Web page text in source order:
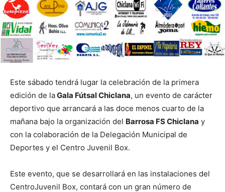
Este sábado tendrá lugar la celebración de la primera
edición de laGala Fútsal Chiclana, un evento de carácter
deportivo que arrancará a las doce menos cuarto de la
mañana bajo la organización del Barrosa FS Chiclana y
con la colaboración de la Delegación Municipal de
Deportes y el Centro Juvenil Box.
Este evento, que se desarrollará en las instalaciones del
CentroJuvenil Box, contará con un gran número de